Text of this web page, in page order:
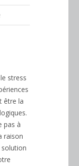
stress
être la
pas à
raison
solution